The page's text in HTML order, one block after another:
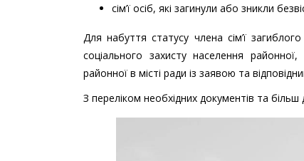
сім’ї осіб, які загинули або зникли
Для набуття статусу члена сім’ї
соціального захисту населення районної,
районної в місті ради із заявою та
З переліком необхідних документів та